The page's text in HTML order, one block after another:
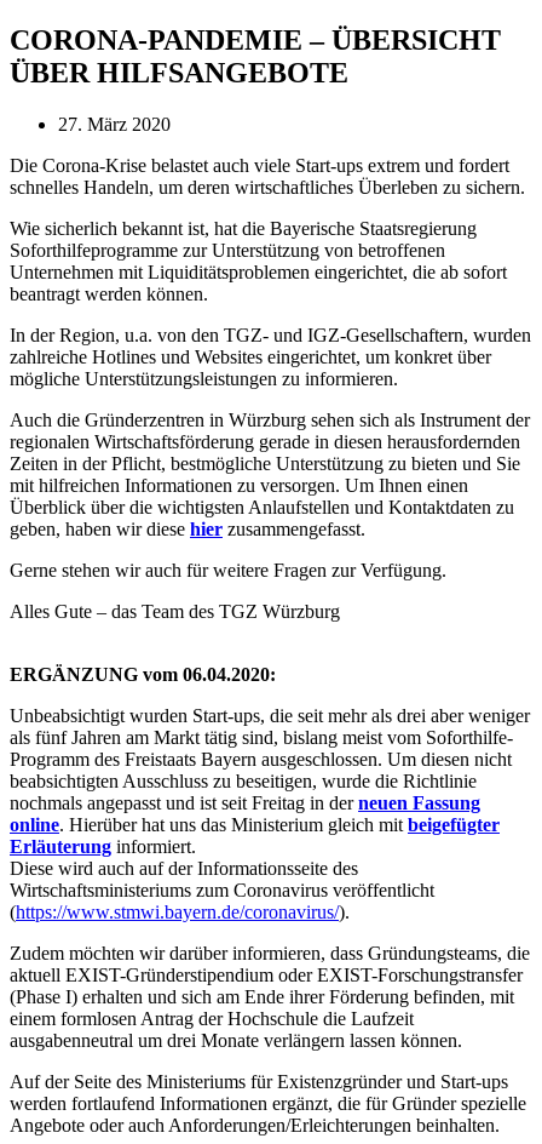
CORONA-PANDEMIE – ÜBERSICHT
ÜBER HILFSANGEBOTE
27. März 2020
Die Corona-Krise belastet auch viele Start-ups extrem und fordert
schnelles Handeln, um deren wirtschaftliches Überleben zu sichern.
Wie sicherlich bekannt ist, hat die Bayerische Staatsregierung
Soforthilfeprogramme zur Unterstützung von betroffenen
Unternehmen mit Liquiditätsproblemen eingerichtet, die ab sofort
beantragt werden können.
In der Region, u.a. von den TGZ- und IGZ-Gesellschaftern, wurden
zahlreiche Hotlines und Websites eingerichtet, um konkret über
mögliche Unterstützungsleistungen zu informieren.
Auch die Gründerzentren in Würzburg sehen sich als Instrument der
regionalen Wirtschaftsförderung gerade in diesen herausfordernden
Zeiten in der Pflicht, bestmögliche Unterstützung zu bieten und Sie
mit hilfreichen Informationen zu versorgen. Um Ihnen einen
Überblick über die wichtigsten Anlaufstellen und Kontaktdaten zu
geben, haben wir diese hier zusammengefasst.
Gerne stehen wir auch für weitere Fragen zur Verfügung.
Alles Gute – das Team des TGZ Würzburg
ERGÄNZUNG vom 06.04.2020:
Unbeabsichtigt wurden Start-ups, die seit mehr als drei aber weniger
als fünf Jahren am Markt tätig sind, bislang meist vom Soforthilfe-
Programm des Freistaats Bayern ausgeschlossen. Um diesen nicht
beabsichtigten Ausschluss zu beseitigen, wurde die Richtlinie
nochmals angepasst und ist seit Freitag in derneuen Fassung
online. Hierüber hat uns das Ministerium gleich mit beigefügter
Erläuterung informiert.
Diese wird auch auf der Informationsseite des
Wirtschaftsministeriums zum Coronavirus veröffentlicht
(https://www.stmwi.bayern.de/coronavirus/).
Zudem möchten wir darüber informieren, dass Gründungsteams, die
aktuell EXIST-Gründerstipendium oder EXIST-Forschungstransfer
(Phase I) erhalten und sich am Ende ihrer Förderung befinden, mit
einem formlosen Antrag der Hochschule die Laufzeit
ausgabenneutral um drei Monate verlängern lassen können.
Auf der Seite des Ministeriums für Existenzgründer und Start-ups
werden fortlaufend Informationen ergänzt, die für Gründer spezielle
Angebote oder auch Anforderungen/Erleichterungen beinhalten.